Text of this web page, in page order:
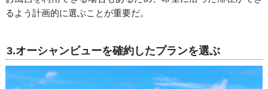
るよう計画的に選ぶことが重要だ。
3.オーシャンビューを確約したプランを選ぶ